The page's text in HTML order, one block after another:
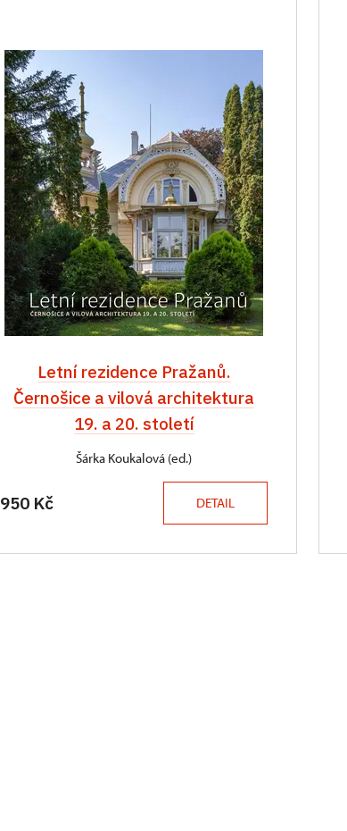
Letní rezidence Pražanů.
Černošice a vilová architektura
19. a 20. století
Šárka Koukalová (ed.)
950 Kč DETAIL